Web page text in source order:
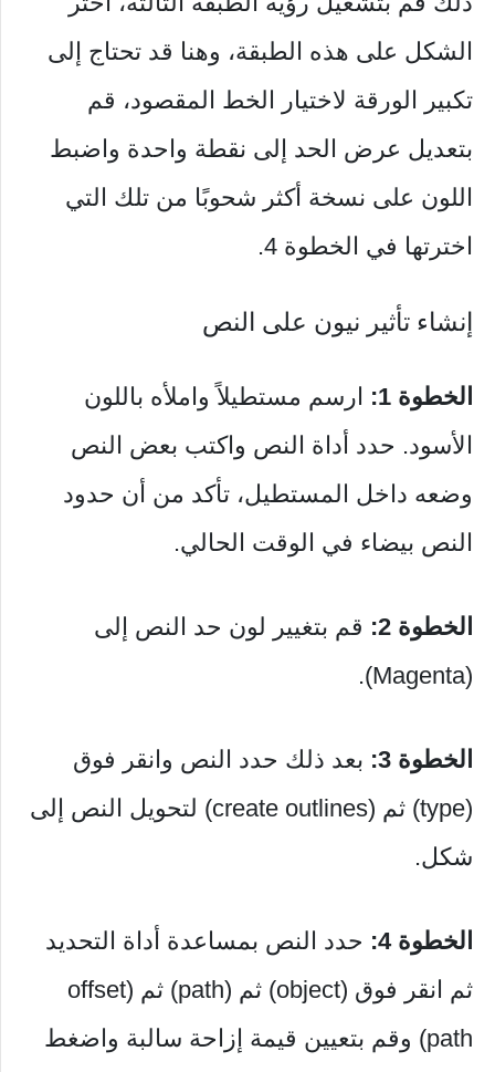
الشكل على هذه الطبقة، وهنا قد تحتاج إلى
تكبير الورقة لاختيار الخط المقصود، قم
بتعديل عرض الحد إلى نقطة واحدة واضبط
اللون على نسخة أكثر شحوبًا من تلك التي
اخترتها في الخطوة 4.
إنشاء تأثير نيون على النص
الخطوة 1:
ارسم مستطيلاً واملأه باللون
الأسود. حدد أداة النص واكتب بعض النص
وضعه داخل المستطيل، تأكد من أن حدود
النص بيضاء في الوقت الحالي.
الخطوة 2:
قم بتغيير لون حد النص إلى
(Magenta).
الخطوة 3:
بعد ذلك حدد النص وانقر فوق
(type) ثم (create outlines) لتحويل النص إلى
شكل.
الخطوة 4:
حدد النص بمساعدة أداة التحديد
ثم انقر فوق (object) ثم (path) ثم (offset
path) وقم بتعيين قيمة إزاحة سالبة واضغط